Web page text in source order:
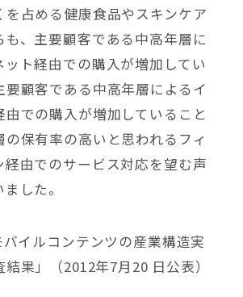
を占める健康食品やスキンケア
も、主要顧客である中高年層に
ット経由での購入が増加してい
要顧客である中高年層によるイ
由での購入が増加していること
保有率の高いと思われるフィ
経由でのサービス対応を望む声
した。
イルコンテンツの産業構造実
果」（2012年7月20 日公表）